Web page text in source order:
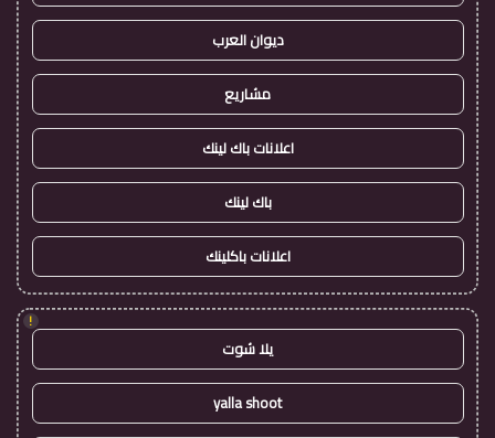
ديوان العرب
مشاريع
اعلانات باك لينك
باك لينك
اعلانات باكلينك
!
يلا شوت
yalla shoot